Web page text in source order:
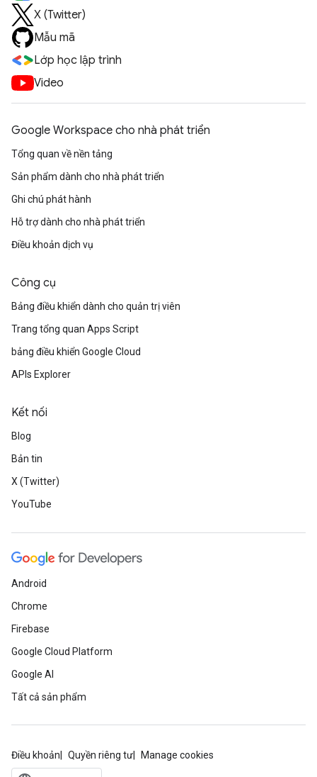
X (Twitter)
Mẫu mã
Lớp học lập trình
Video
Google Workspace cho nhà phát triển
Tổng quan về nền tảng
Sản phẩm dành cho nhà phát triển
Ghi chú phát hành
Hỗ trợ dành cho nhà phát triển
Điều khoản dịch vụ
Công cụ
Bảng điều khiển dành cho quản trị viên
Trang tổng quan Apps Script
bảng điều khiển Google Cloud
APIs Explorer
Kết nối
Blog
Bản tin
X (Twitter)
YouTube
Android
Chrome
Firebase
Google Cloud Platform
Google AI
Tất cả sản phẩm
Điều khoản Quyền riêng tư Manage cookies